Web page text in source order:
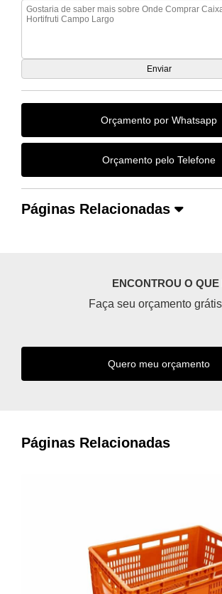
Orçamento por Whatsapp
Orçamento pelo Telefone
Páginas Relacionadas
ENCONTROU O
Faça seu orçamento
Quero meu orçamento
Páginas Relacionadas